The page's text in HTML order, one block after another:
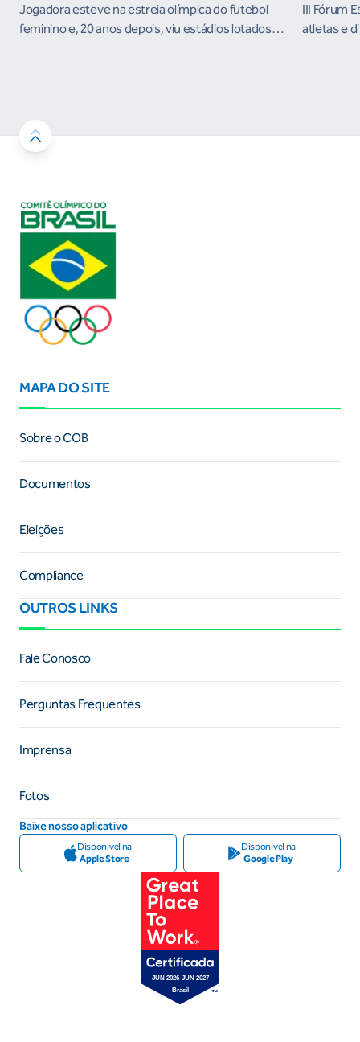
Jogadora esteve na estreia olímpica do futebol
feminino e, 20 anos depois, viu estádios lotados
III Fórum
atletas e
MAPA DO SITE
Sobre o COB
Documentos
Eleições
Compliance
OUTROS LINKS
Fale Conosco
Perguntas Frequentes
Imprensa
Fotos
Baixe nosso aplicativo
Disponível na
Apple Store
Disponível na
Google Play